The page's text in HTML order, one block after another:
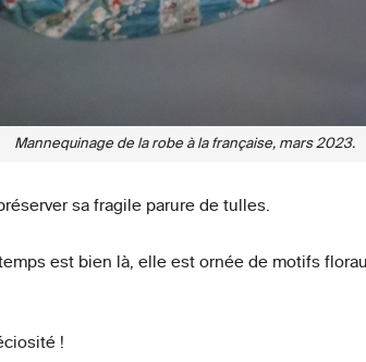
Mannequinage de la robe à la française, mars 2023.
sa fragile parure de tulles.
est bien là, elle est ornée de motifs
!